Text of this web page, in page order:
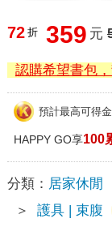
72 折 359 元
認購希望書包
預計最高可得
HAPPY GO享100
分類： 居家休閒
＞
護具 | 束腹